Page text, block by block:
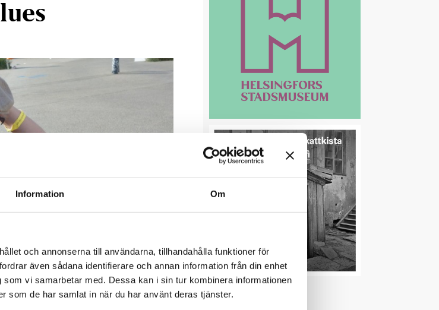
Information Om
och annonserna till användarna, tillhandahålla funktioner för
även sådana identifierare och annan information från din enhet
vi samarbetar med. Dessa kan i sin tur kombinera informationen
som de har samlat in när du har använt deras tjänster.